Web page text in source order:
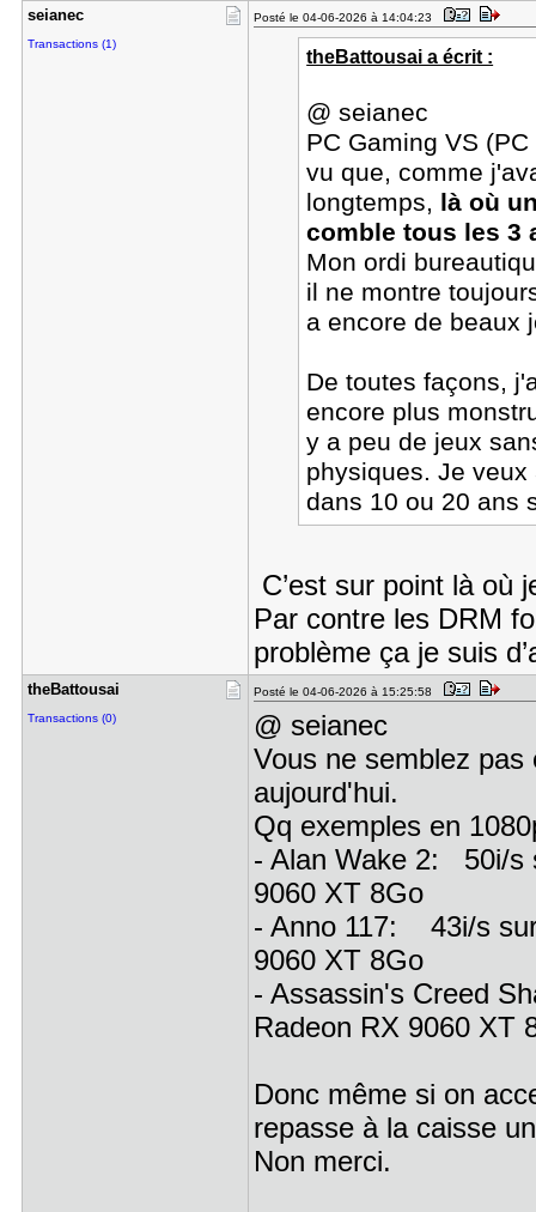
seianec
Transactions (1)
Posté le 04-06-2026 à 14:04:23
theBattousai a écrit :
@ seianec
PC Gaming VS
vu que, comme
longtemps, là où
comble tous les 3
Mon ordi
il ne montre
a encore de beaux
De toutes façons,
encore plus
y a peu de jeux
physiques. Je
dans 10 ou 20 ans
C’est sur point là où
Par contre les DRM
problème ça je suis
theBattous​ai
Transactions (0)
Posté le 04-06-2026 à 15:25:58
@ seianec
Vous ne semblez
aujourd'hui.
Qq exemples en
- Alan Wake 2: 50i/s
9060 XT 8Go
- Anno 117: 43i/s
9060 XT 8Go
- Assassin's Creed
Radeon RX 9060 XT
Donc même si on
repasse à la caisse
Non merci.